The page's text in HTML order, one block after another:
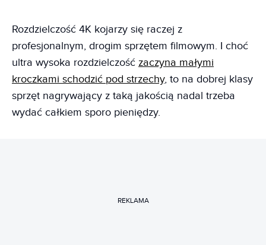
Rozdzielczość 4K kojarzy się raczej z
profesjonalnym, drogim sprzętem filmowym. I choć
ultra wysoka rozdzielczość zaczyna małymi
kroczkami schodzić pod strzechy, to na dobrej klasy
sprzęt nagrywający z taką jakością nadal trzeba
wydać całkiem sporo pieniędzy.
REKLAMA